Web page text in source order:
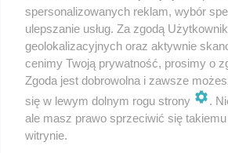
spersonalizowanych reklam, wybór
ulepszanie usług. Za zgodą
geolokalizacyjnych oraz aktywnie
cenimy Twoją prywatność, prosimy o
Zgoda jest dobrowolna i zawsze
się w lewym dolnym rogu strony
.
ale masz prawo sprzeciwić się
witrynie.